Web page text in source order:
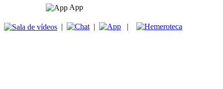
App
| | |